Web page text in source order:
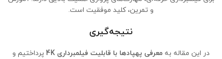
و تمرین، کلید موفقیت است.
نتیجه‌گیری
در این مقاله به معرفی پهپادها با قابلیت فیلمبرداری 4K
پرداختیم و